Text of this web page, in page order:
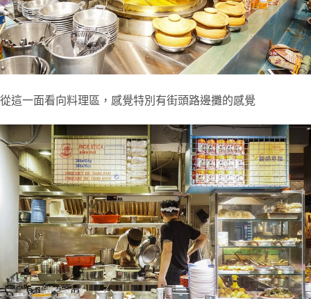
從這一面看向料理區，感覺特別有街頭路邊攤的感覺